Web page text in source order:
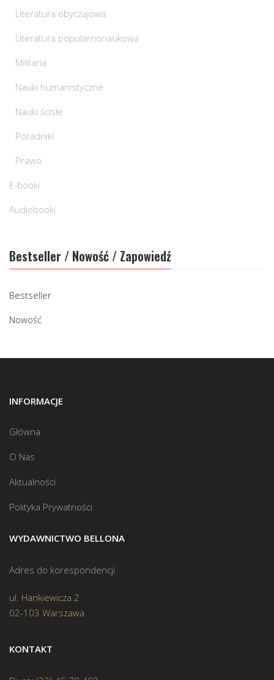
Literatura obyczajowa
Literatura popularnonaukowa
Militaria
Nauki humanistyczne
Nauki ścisłe
Poradniki
Prawo
E-booki
Audiobooki
Bestseller / Nowość / Zapowiedź
Bestseller
Nowość
INFORMACJE
Główna
O Nas
Aktualności
Polityka Prywatności
WYDAWNICTWO BELLONA
Adres do korespondencji
ul. Hankiewicza 2
02-103 Warszawa
KONTAKT